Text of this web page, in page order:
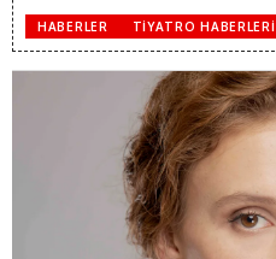
HABERLER TIYATRO HABERLERI